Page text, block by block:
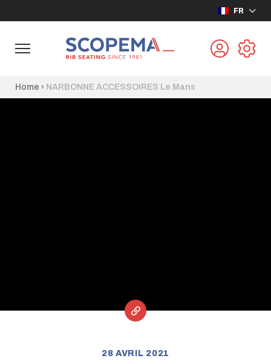
FR
Home › NARBONNE ACCESSOIRES Le Mans
28 AVRIL 2021